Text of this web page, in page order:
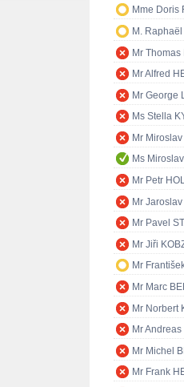
Mme Doris
M.
Mr Thomas
Mr Alfred
Mr George
Ms Stella
Mr
Ms
Mr Petr
Mr
Mr Pavel
Mr Jiři
Mr
Mr Marc
Mr Norbert
Mr
Mr Michel
Mr Frank